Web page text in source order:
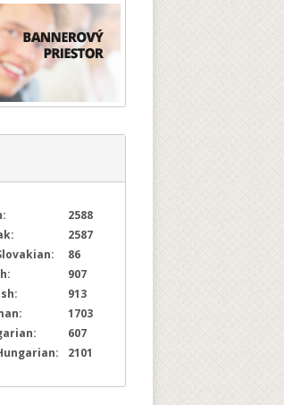
2588
2587
86
907
913
1703
607
2101